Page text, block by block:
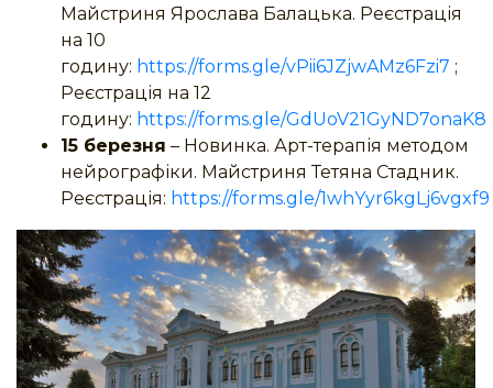
Майстриня Ярослава Балацька. Реєстрація
на 10
годину: https://forms.gle/vPii6JZjwAMz6Fzi7 ;
Реєстрація на 12
годину: https://forms.gle/GdUoV21GyND7onaK8
15 березня – Новинка. Арт-терапія методом
нейрографіки. Майстриня Тетяна Стадник.
Реєстрація: https://forms.gle/1whYyr6kgLj6vgxf9